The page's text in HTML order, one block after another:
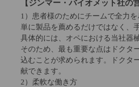
【ジンマー・バイオメット社の
1）患者様のためにチームで全力を
単に製品を薦めるだけではなく、
具体的には、オペにおける当社器
そのため、最も重要な点はドクタ
込むことが求められます。ドクタ
献できます。
2）柔軟な働き方